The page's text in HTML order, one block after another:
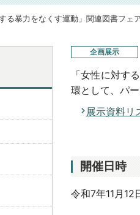
る暴力をなくす運動」関連図書フェ
企画展示
「女性に対す
環として、パ
展示資料リ
開催日時
令和7年11月12